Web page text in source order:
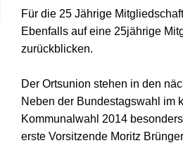
Für die 25 Jährige
Ebenfalls auf eine 25jährige
zurückblicken.
Der Ortsunion stehen in den
Neben der Bundestagswahl im
Kommunalwahl 2014
erste Vorsitzende Moritz